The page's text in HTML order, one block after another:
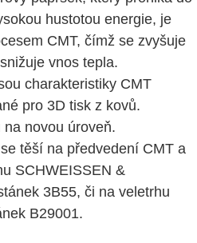
hustotou energie, je
CMT, čímž se zvyšuje
vnos tepla.
charakteristiky CMT
pro 3D tisk z kovů.
novou úroveň.
těší na předvedení CMT a
SCHWEISSEN &
3B55, či na veletrhu
B29001.